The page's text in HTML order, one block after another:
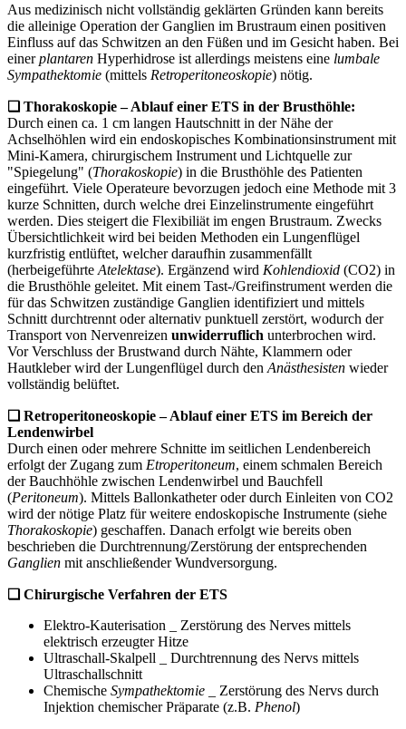
Aus medizinisch nicht vollständig geklärten Gründen kann bereits
die alleinige Operation der Ganglien im Brustraum einen positiven
Einfluss auf das Schwitzen an den Füßen und im Gesicht haben. Bei
einerplantaren Hyperhidrose ist allerdings meistens eine lumbale
Sympathektomie (mittels Retroperitoneoskopie) nötig.
❏ Thorakoskopie –Ablauf einer ETS in der Brusthöhle:
Durch einen ca. 1 cm langen Hautschnitt in der Nähe der
Achselhöhlen wird ein endoskopisches Kombinationsinstrument mit
Mini-Kamera, chirurgischem Instrument und Lichtquelle zur
"Spiegelung" (Thorakoskopie) in die Brusthöhle des Patienten
eingeführt. Viele Operateure bevorzugen jedoch eine Methode mit 3
kurze Schnitten, durch welche drei Einzelinstrumente eingeführt
werden. Dies steigert die Flexibiliät im engen Brustraum. Zwecks
Übersichtlichkeit wird bei beiden Methoden ein Lungenflügel
kurzfristig entlüftet, welcher daraufhin zusammenfällt
(herbeigeführte Atelektase). Ergänzend wird Kohlendioxid (CO2) in
die Brusthöhle geleitet. Mit einem Tast-/Greifinstrument werden die
für das Schwitzen zuständige Ganglien identifiziert und mittels
Schnitt durchtrennt oder alternativ punktuell zerstört, wodurch der
Transport von Nervenreizen unwiderruflich unterbrochen wird.
Vor Verschluss der Brustwand durch Nähte, Klammern oder
Hautkleber wird der Lungenflügel durch den Anästhesisten wieder
vollständig belüftet.
❏ Retroperitoneoskopie – Ablauf einer ETS im Bereich der
Lendenwirbel
Durch einen oder mehrere Schnitte im seitlichen Lendenbereich
erfolgt der Zugang zum Etroperitoneum, einem schmalen Bereich
der Bauchhöhle zwischen Lendenwirbel und Bauchfell
(Peritoneum). Mittels Ballonkatheter oder durch Einleiten von CO2
wird der nötige Platz für weitere endoskopische Instrumente (siehe
Thorakoskopie) geschaffen. Danach erfolgt wie bereits oben
beschrieben die Durchtrennung/Zerstörung der entsprechenden
Ganglien mit anschließender Wundversorgung.
❏ Chirurgische Verfahren der ETS
Elektro-Kauterisation _ Zerstörung des Nerves mittels
elektrisch erzeugter Hitze
Ultraschall-Skalpell _ Durchtrennung des Nervs mittels
Ultraschallschnitt
Chemische Sympathektomie _ Zerstörung des Nervs durch
Injektion chemischer Präparate (z.B. Phenol)